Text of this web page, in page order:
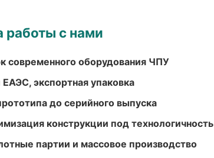
с нами
современного оборудования ЧПУ
экспортная упаковка
до серийного выпуска
конструкции под технологичность
партии и массовое производство